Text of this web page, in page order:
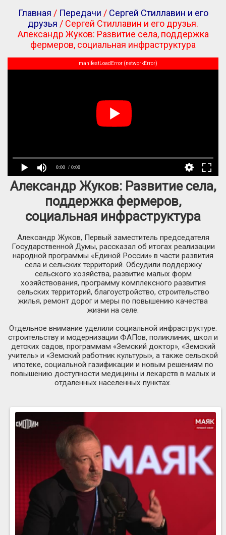
Главная / Передачи / Сергей Стиллавин и его
друзья / Сергей Стиллавин и его друзья.
Александр Жуков: Развитие села, поддержка
фермеров, социальная инфраструктура
0:00 / 0:00
manifestLoadError (networkError)
Александр Жуков: Развитие села,
поддержка фермеров,
социальная инфраструктура
Александр Жуков, Первый заместитель председателя
Государственной Думы, рассказал об итогах реализации
народной программы «Единой России» в части развития
села и сельских территорий. Обсудили поддержку
сельского хозяйства, развитие малых форм
хозяйствования, программу комплексного развития
сельских территорий, благоустройство, строительство
жилья, ремонт дорог и меры по повышению качества
жизни на селе.
Отдельное внимание уделили социальной инфраструктуре:
строительству и модернизации ФАПов, поликлиник, школ и
детских садов, программам «Земский доктор», «Земский
учитель» и «Земский работник культуры», а также сельской
ипотеке, социальной газификации и новым решениям по
повышению доступности медицины и лекарств в малых и
отдаленных населенных пунктах.